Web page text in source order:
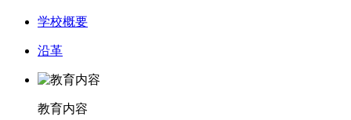
学校概要
沿革
教育内容